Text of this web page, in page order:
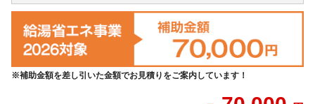
※補助金額を差し引いた金額でお見積りをご案内しています！